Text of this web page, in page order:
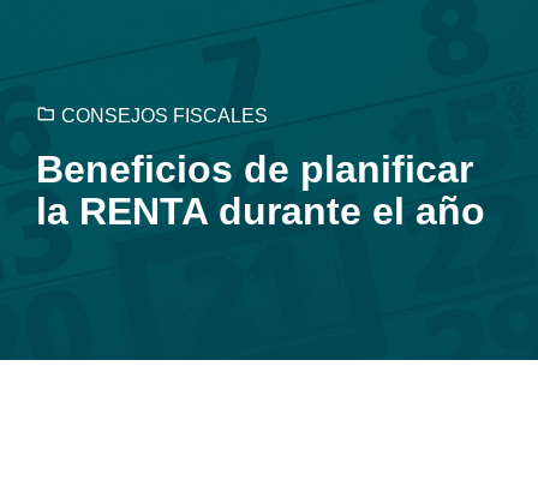
CONSEJOS FISCALES
Beneficios de planificar
la RENTA durante el año